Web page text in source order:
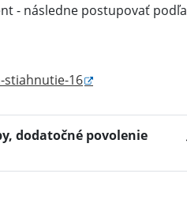
- následne postupovať podľa
stiahnutie-16
dodatočné povolenie